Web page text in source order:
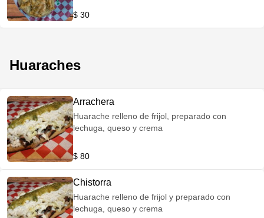
$ 30
Huaraches
Arrachera
Huarache relleno de frijol, preparado con
lechuga, queso y crema
$ 80
Chistorra
Huarache relleno de frijol y preparado con
lechuga, queso y crema